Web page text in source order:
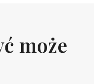
może